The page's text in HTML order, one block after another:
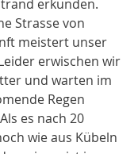
erkunden.
Strasse von
meistert unser
erwischen wir
und warten im
Regen
es nach 20
wie aus Kübeln